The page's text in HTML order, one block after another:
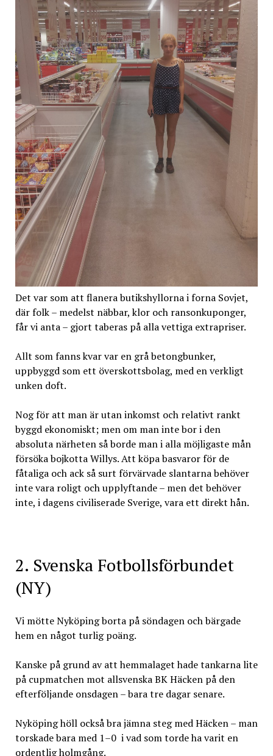
Det var som att flanera butikshyllorna i forna Sovjet,
där folk – medelst näbbar, klor och ransonkuponger,
får vi anta – gjort taberas på alla vettiga extrapriser.
Allt som fanns kvar var en grå betongbunker,
uppbyggd som ett överskottsbolag, med en verkligt
unken doft.
Nog för att man är utan inkomst och relativt rankt
byggd ekonomiskt; men om man inte bor i den
absoluta närheten så borde man i alla möjligaste mån
försöka bojkotta Willys. Att köpa basvaror för de
fåtaliga och ack så surt förvärvade slantarna behöver
inte vara roligt och upplyftande – men det behöver
inte, i dagens civiliserade Sverige, vara ett direkt hån.
2. Svenska Fotbollsförbundet
(NY)
Vi mötte Nyköping borta på söndagen och bärgade
hem en något turlig poäng.
Kanske på grund av att hemmalaget hade tankarna lite
på cupmatchen mot allsvenska BK Häcken på den
efterföljande onsdagen – bara tre dagar senare.
Nyköping höll också bra jämna steg med Häcken – man
torskade bara med 1–0 i vad som torde ha varit en
ordentlig holmgång.